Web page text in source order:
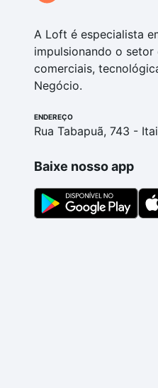
A Loft é especialista
impulsionando o
comerciais,
Negócio.
ENDEREÇO
Rua Tabapuã, 743 -
Baixe nosso app